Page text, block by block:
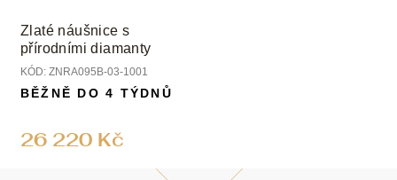
Zlaté náušnice s
přírodními diamanty
KÓD: ZNRA095B-03-1001
26 220 Kč
BĚŽNĚ DO 4 TÝDNŮ